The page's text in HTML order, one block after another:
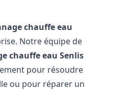
chauffe eau
Notre équipe de
chauffe eau Senlis
pour résoudre
ou pour réparer un